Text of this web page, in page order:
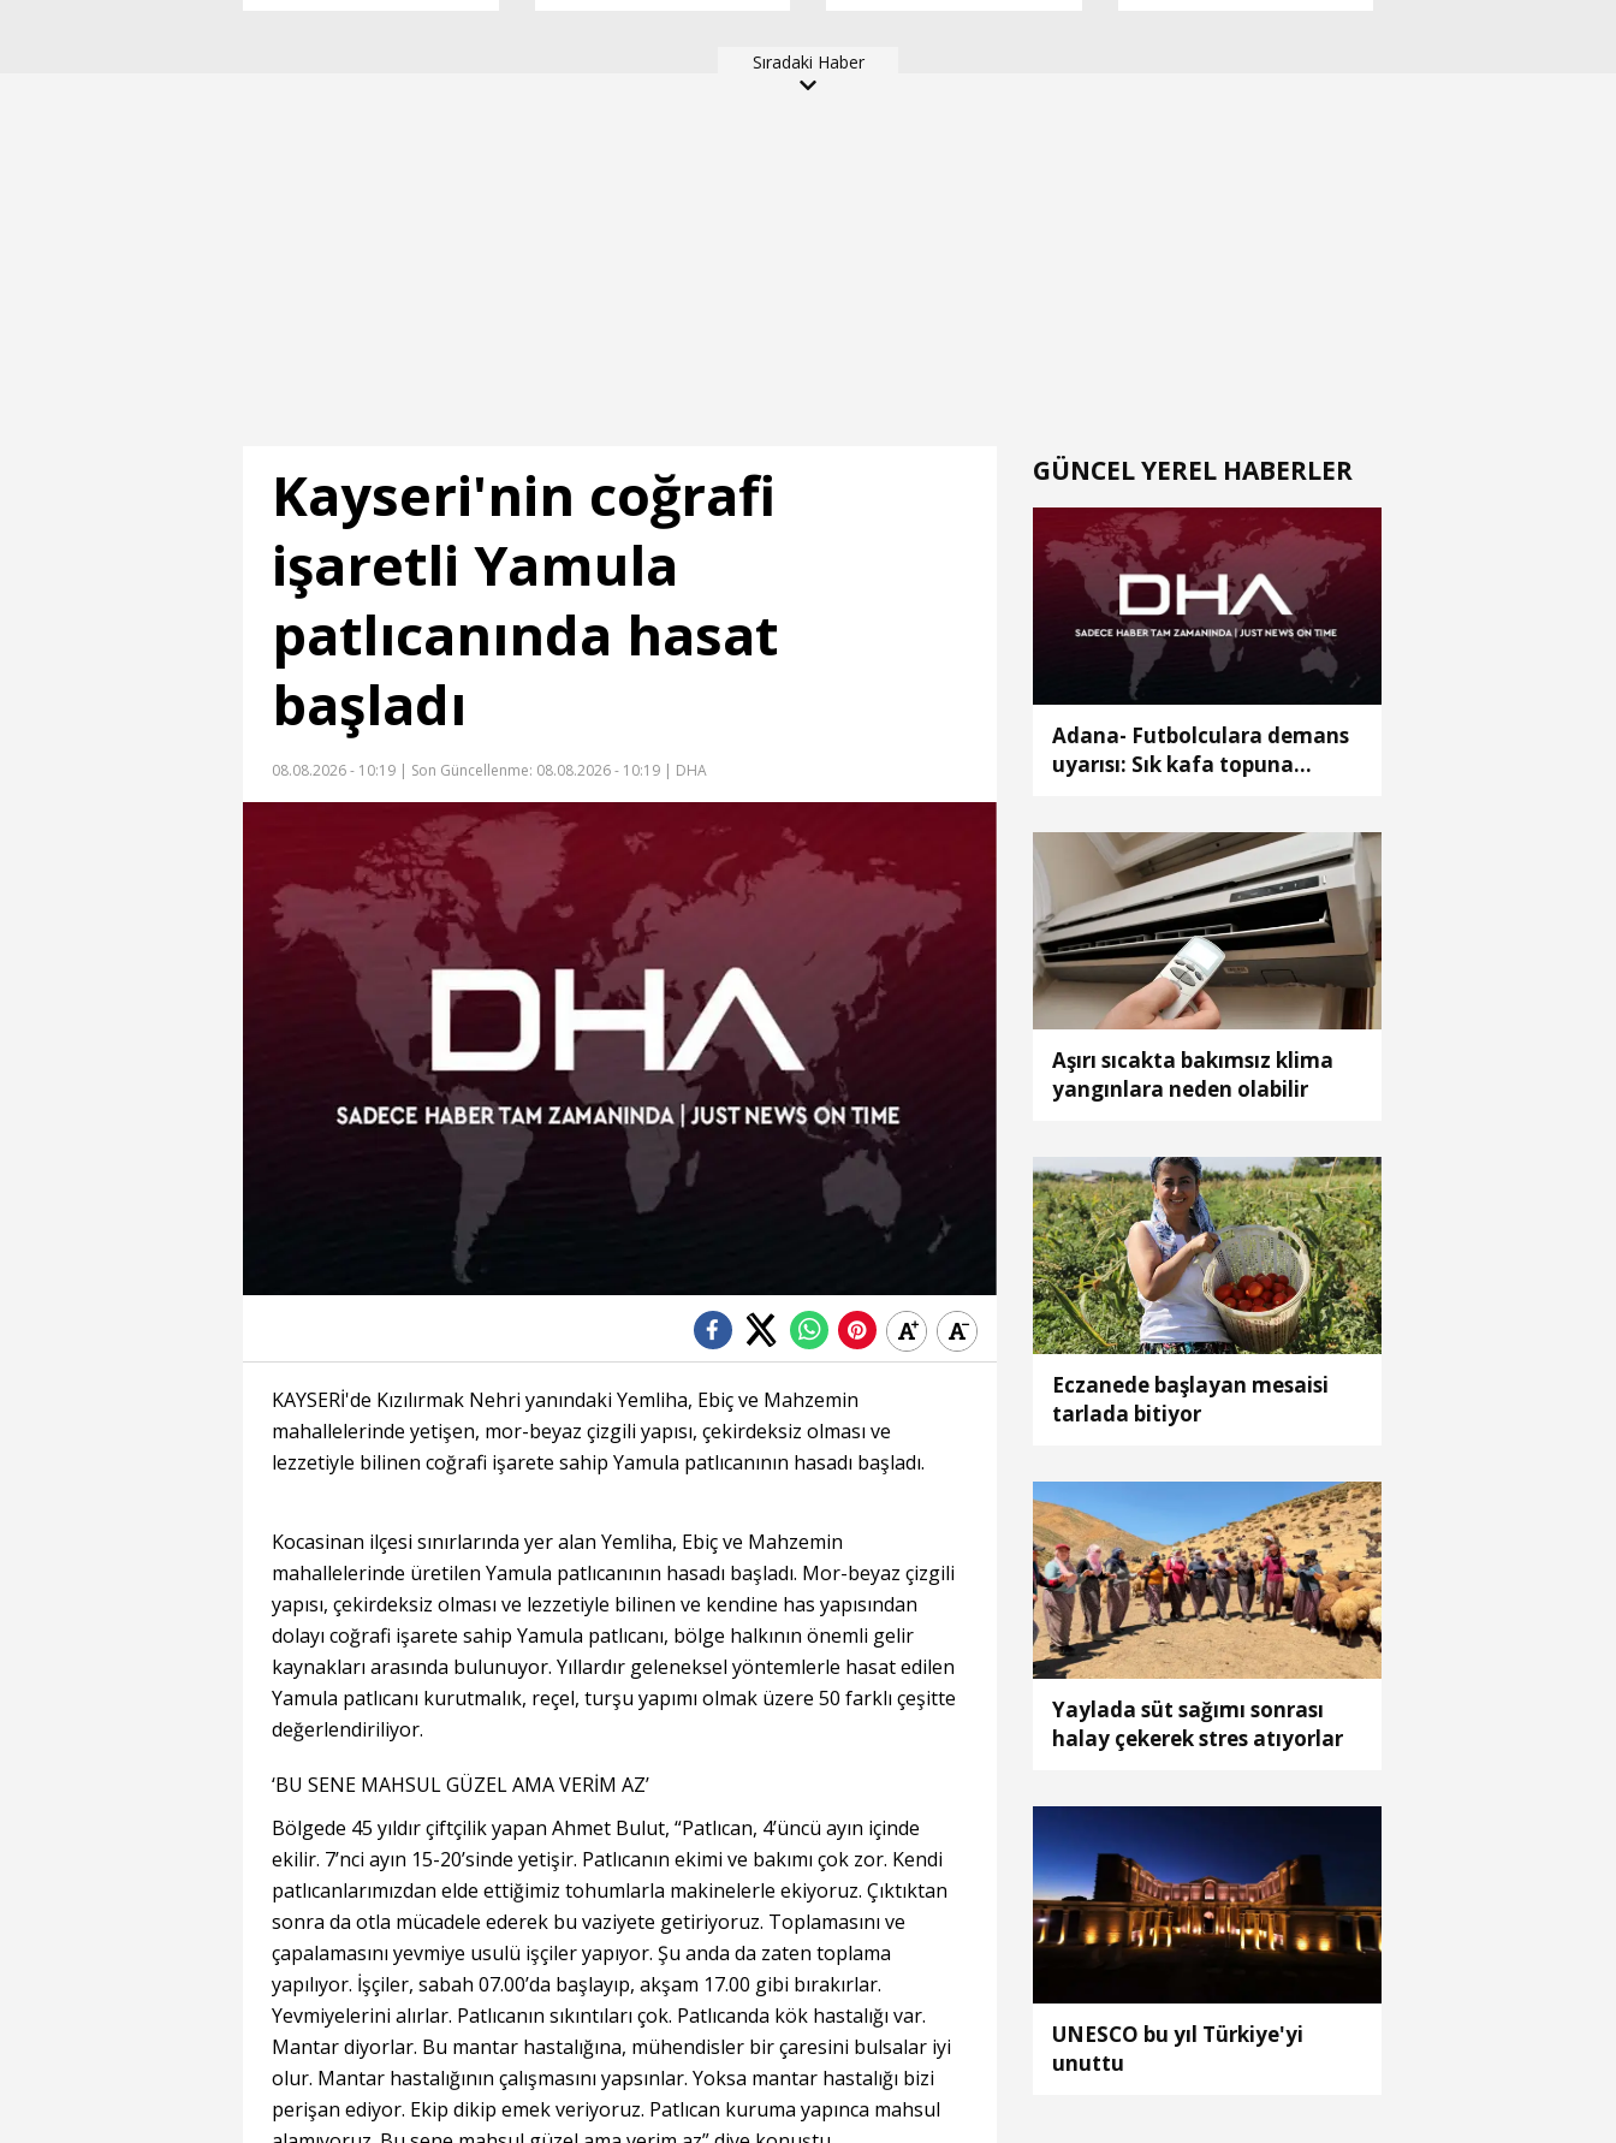
Sıradaki Haber
Kayseri'nin coğrafi
işaretli Yamula
patlıcanında hasat
başladı
08.08.2026 - 10:19 | Son Güncellenme: 08.08.2026 - 10:19 | DHA
KAYSERİ'de Kızılırmak Nehri yanındaki Yemliha, Ebiç ve Mahzemin
mahallelerinde yetişen, mor-beyaz çizgili yapısı, çekirdeksiz olması ve
lezzetiyle bilinen coğrafi işarete sahip Yamula patlıcanının hasadı başladı.
Kocasinan ilçesi sınırlarında yer alan Yemliha, Ebiç ve Mahzemin
mahallelerinde üretilen Yamula patlıcanının hasadı başladı. Mor-beyaz çizgili
yapısı, çekirdeksiz olması ve lezzetiyle bilinen ve kendine has yapısından
dolayı coğrafi işarete sahip Yamula patlıcanı, bölge halkının önemli gelir
kaynakları arasında bulunuyor. Yıllardır geleneksel yöntemlerle hasat edilen
Yamula patlıcanı kurutmalık, reçel, turşu yapımı olmak üzere 50 farklı çeşitte
değerlendiriliyor.
‘BU SENE MAHSUL GÜZEL AMA VERİM AZ’
Bölgede 45 yıldır çiftçilik yapan Ahmet Bulut, “Patlıcan, 4’üncü ayın içinde
ekilir. 7’nci ayın 15-20’sinde yetişir. Patlıcanın ekimi ve bakımı çok zor. Kendi
patlıcanlarımızdan elde ettiğimiz tohumlarla makinelerle ekiyoruz. Çıktıktan
sonra da otla mücadele ederek bu vaziyete getiriyoruz. Toplamasını ve
çapalamasını yevmiye usulü işçiler yapıyor. Şu anda da zaten toplama
yapılıyor. İşçiler, sabah 07.00’da başlayıp, akşam 17.00 gibi bırakırlar.
Yevmiyelerini alırlar. Patlıcanın sıkıntıları çok. Patlıcanda kök hastalığı var.
Mantar diyorlar. Bu mantar hastalığına, mühendisler bir çaresini bulsalar iyi
olur. Mantar hastalığının çalışmasını yapsınlar. Yoksa mantar hastalığı bizi
perişan ediyor. Ekip dikip emek veriyoruz. Patlıcan kuruma yapınca mahsul
GÜNCEL YEREL HABERLER
Adana- Futbolculara demans
uyarısı: Sık kafa topuna
Aşırı sıcakta bakımsız klima
yangınlara neden olabilir
Eczanede başlayan mesaisi
tarlada bitiyor
Yaylada süt sağımı sonrası
halay çekerek stres atıyorlar
UNESCO bu yıl Türkiye'yi
unuttu